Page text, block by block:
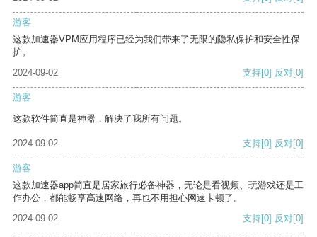
游客
这款加速器VPM应用程序已经为我们带来了无限的隐私保护和安全性保
护。
2024-09-02
支持[0] 反对[0]
游客
这款软件简直是神器，解决了我所有问题。
2024-09-02 支持[0] 反对[0]
游客
这款加速器app简直是居家旅行必备神器，无论是看视频、玩游戏还是工
作办公，都能畅享高速网络，再也不用担心网速卡顿了。
2024-09-02
支持[0] 反对[0]